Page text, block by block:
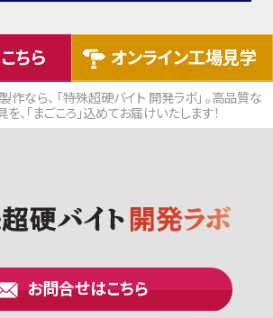
ちら オンライン工場見学
なら、 「特殊超硬バイト 開発ラボ」 。高品質な
を、「まごころ」込めてお届けいたします！
お問合せはこちら